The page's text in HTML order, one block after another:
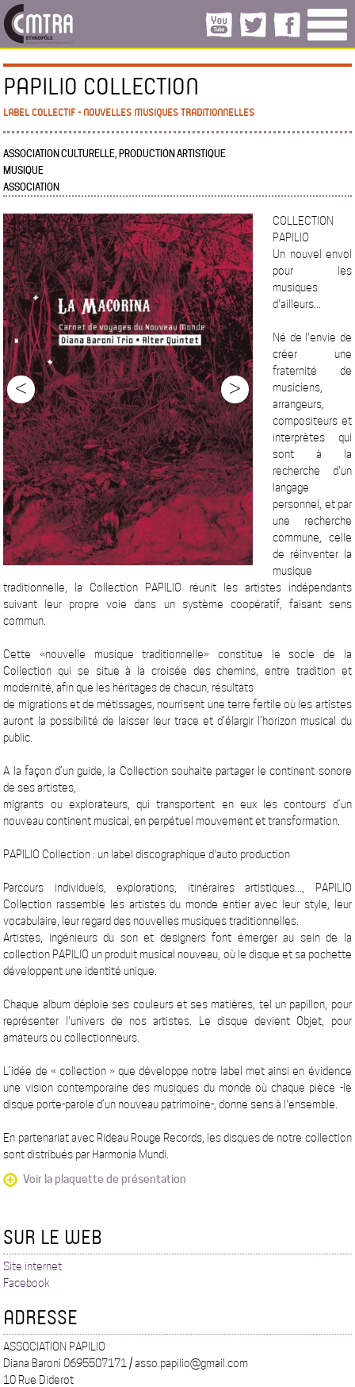
PAPILIO COLLECTION
LABEL COLLECTIF - NOUVELLES MUSIQUES TRADITIONNELLES
ASSOCIATION CULTURELLE, PRODUCTION ARTISTIQUE
MUSIQUE
ASSOCIATION
< >
COLLECTION
PAPILIO
Un nouvel envol
pour les
musiques
d'ailleurs...
Né de l'envie de
créer une
fraternité de
musiciens,
arrangeurs,
compositeurs et
interprètes qui
sont à la
recherche d'un
langage
personnel, et par
une recherche
commune, celle
de réinventer la
musique
traditionnelle, la Collection PAPILIO réunit les artistes indépendants
suivant leur propre voie dans un système coopératif, faisant sens
commun.
Cette «nouvelle musique traditionnelle» constitue le socle de la
Collection qui se situe à la croisée des chemins, entre tradition et
modernité, afin que les héritages de chacun, résultats
de migrations et de métissages, nourrisent une terre fertile où les artistes
auront la possibilité de laisser leur trace et d’élargir l’horizon musical du
public.
A la façon d’un guide, la Collection souhaite partager le continent sonore
de ses artistes,
migrants ou explorateurs, qui transportent en eux les contours d’un
nouveau continent musical, en perpétuel mouvement et transformation.
PAPILIO Collection : un label discographique d'auto production
Parcours individuels, explorations, itinéraires artistiques..., PAPILIO
Collection rassemble les artistes du monde entier avec leur style, leur
vocabulaire, leur regard des nouvelles musiques traditionnelles.
Artistes, ingénieurs du son et designers font émerger au sein de la
collection PAPILIO un produit musical nouveau, où le disque et sa pochette
développent une identité unique.
Chaque album déploie ses couleurs et ses matières, tel un papillon, pour
représenter l'univers de nos artistes. Le disque devient Objet, pour
amateurs ou collectionneurs.
L’idée de « collection » que développe notre label met ainsi en évidence
une vision contemporaine des musiques du monde où chaque pièce -le
disque porte-parole d’un nouveau patrimoine-, donne sens à l'ensemble.
En partenariat avec Rideau Rouge Records, les disques de notre collection
sont distribués par Harmonia Mundi.
Voir la plaquette de présentation
SUR LE WEB
Site internet
Facebook
ADRESSE
ASSOCIATION PAPILIO
Diana Baroni 0695507171 / asso.papilio@gmail.com
10 Rue Diderot